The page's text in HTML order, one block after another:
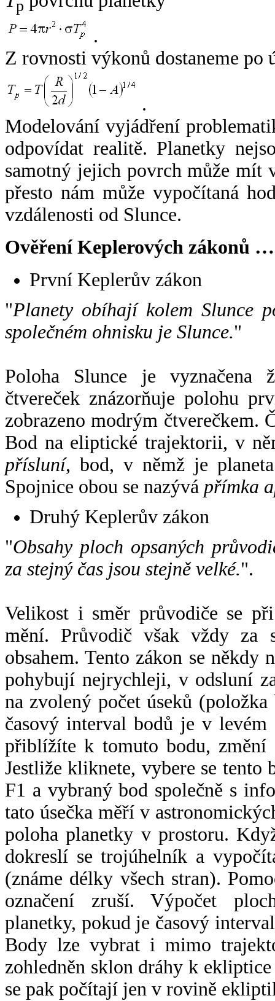
p
.
Z rovnosti výkonů dostaneme po
.
Modelování vyjádření
odpovídat realitě. Planetky
samotný jejich povrch může mít
přesto nám může vypočítaná
vzdálenosti od Slunce.
Ověření Keplerových zákonů …
První Keplerův zákon
"Planety obíhají kolem Slunce
společném ohnisku je Slunce."
Poloha Slunce je vyznačena
čtvereček znázorňuje polohu
zobrazeno modrým čtverečkem.
Bod na eliptické trajektorii, v
přísluní, bod, v němž je
Spojnice obou se nazývá přímka
Druhý Keplerův zákon
"Obsahy ploch opsaných
za stejný čas jsou stejně velké.".
Velikost i směr průvodiče se
mění. Průvodič však vždy za
obsahem. Tento zákon se někdy
pohybují nejrychleji, v odsluní
na zvolený počet úseků
časový interval bodů je v
přiblížíte k tomuto bodu,
Jestliže kliknete, vybere se tento
F1 a vybraný bod společně s
tato úsečka měří v
poloha planetky v prostoru.
dokreslí se trojúhelník a
(známe délky všech stran).
označení zruší. Výpočet
planetky, pokud je časový
Body lze vybrat i mimo
zohledněn sklon dráhy k
se pak počítají jen v rovině